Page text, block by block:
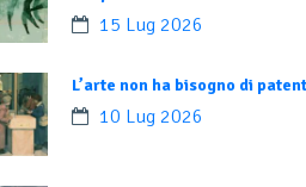
15 Lug 2026
L’arte non ha bisogno di
10 Lug 2026